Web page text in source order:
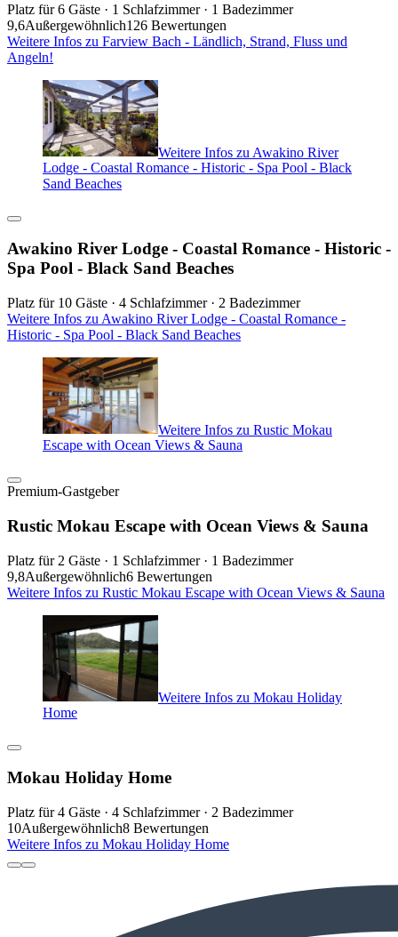
Platz für 6 Gäste · 1 Schlafzimmer · 1 Badezimmer
9,6Außergewöhnlich126 Bewertungen
Weitere Infos zu Farview Bach - Ländlich, Strand, Fluss und
Angeln!
Weitere Infos zu Awakino River
Lodge - Coastal Romance - Historic - Spa Pool - Black
Sand Beaches
Awakino River Lodge - Coastal Romance - Historic -
Spa Pool - Black Sand Beaches
Platz für 10 Gäste · 4 Schlafzimmer · 2 Badezimmer
Weitere Infos zu Awakino River Lodge - Coastal Romance -
Historic - Spa Pool - Black Sand Beaches
Weitere Infos zu Rustic Mokau
Escape with Ocean Views & Sauna
Premium-Gastgeber
Rustic Mokau Escape with Ocean Views & Sauna
Platz für 2 Gäste · 1 Schlafzimmer · 1 Badezimmer
9,8Außergewöhnlich6 Bewertungen
Weitere Infos zu Rustic Mokau Escape with Ocean Views & Sauna
Weitere Infos zu Mokau Holiday
Home
Mokau Holiday Home
Platz für 4 Gäste · 4 Schlafzimmer · 2 Badezimmer
10Außergewöhnlich8 Bewertungen
Weitere Infos zu Mokau Holiday Home